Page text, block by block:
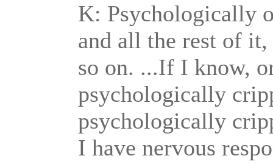
K: Psychologically
and all the rest of it,
so on. ...If I know,
psychologically
psychologically
I have nervous